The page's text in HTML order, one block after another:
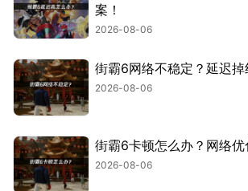
案！
2026-08-06
街霸6网络不稳定？延迟掉
2026-08-06
街霸6卡顿怎么办？网络优
2026-08-06